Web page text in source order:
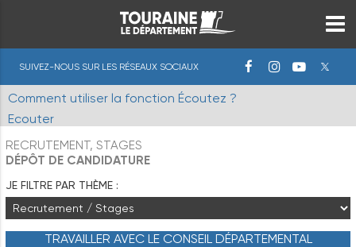
SUIVEZ-NOUS SUR LES RÉSEAUX SOCIAUX
Comment utiliser la fonction Écoutez ?
Ecouter
RECRUTEMENT, STAGES
DÉPÔT DE CANDIDATURE
JE FILTRE PAR THÈME :
TRAVAILLER AVEC LE CONSEIL DÉPARTEMENTAL